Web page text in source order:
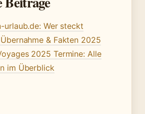
urlaub.de: Wer steckt
& Fakten 2025
2025 Termine: Alle
im Überblick